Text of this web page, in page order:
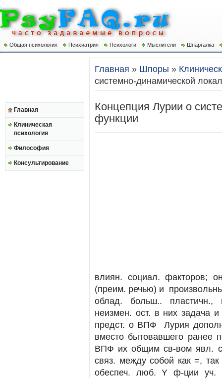
Общая психология Психиатрия Психологи Мыслители Шпаргалка
Главная
Клиническая
психология
Философия
Консультирование
Главная » Шпоры »
системно-динамической
Концепция Лурии о
функции
влиян. социал. факторов;
(преим. речью) и
облад. больш.. пластичн.,
неизмен. ост. в них задача
предст. о ВПФ Лурия
вместо бытовавшего ранее
ВПФ их общим св-вом явл.
связ. между собой как =,
обеспеч. люб. Y ф-ции уч.